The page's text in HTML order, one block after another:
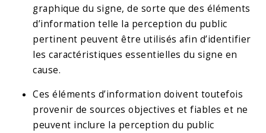
graphique du signe, de sorte que des éléments
d’information telle la perception du public
pertinent peuvent être utilisés afin d’identifier
les caractéristiques essentielles du signe en
cause.
Ces éléments d’information doivent toutefois
provenir de sources objectives et fiables et ne
peuvent inclure la perception du public